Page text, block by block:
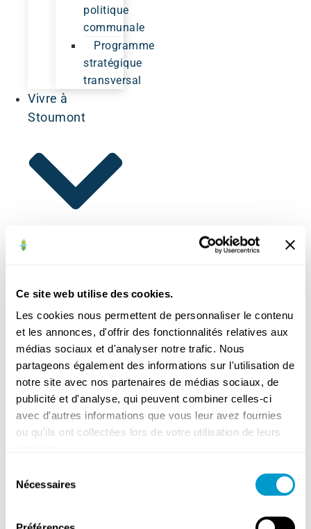
Ce site web utilise des cookies.
Les cookies nous permettent de personnaliser le contenu
et les annonces, d'offrir des fonctionnalités relatives aux
médias sociaux et d'analyser notre trafic. Nous
partageons également des informations sur l'utilisation de
notre site avec nos partenaires de médias sociaux, de
publicité et d'analyse, qui peuvent combiner celles-ci
avec d'autres informations que vous leur avez fournies
ou qu'ils ont collectées lors de votre utilisation de leurs
Nécessaires
politique
communale
Programme
stratégique
transversal
Vivre à
Stoumont
indépendants
Cultes
Enseignement
Médical